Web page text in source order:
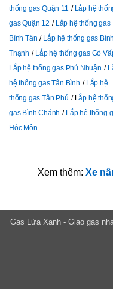
thống gas Quận 11
Lắp hệ
gas Quận 12
Lắp hệ thống gas
Bình Tân
Lắp hệ thống gas Bình
Thạnh
Lắp hệ thống gas Gò
Lắp hệ thống gas Phú Nhuận
hệ thống gas Tân Bình
Lắp hệ
thống gas Tân Phú
Lắp hệ
gas Bình Chánh
Lắp hệ thống
Hóc Môn
Xem thêm: Xe
Gas Lửa Xanh - Giao gas